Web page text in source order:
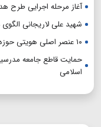
آغاز مرحله اجرایی طرح
شهید علی لاریجانی
۱۰ عنصر اصلی هویتی حوزه‌های علمیه
حمایت قاطع جامعه
اسلامی